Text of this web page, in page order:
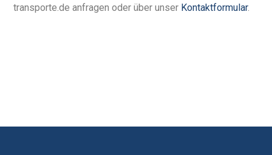
transporte.de anfragen oder über unser Kontaktformular.